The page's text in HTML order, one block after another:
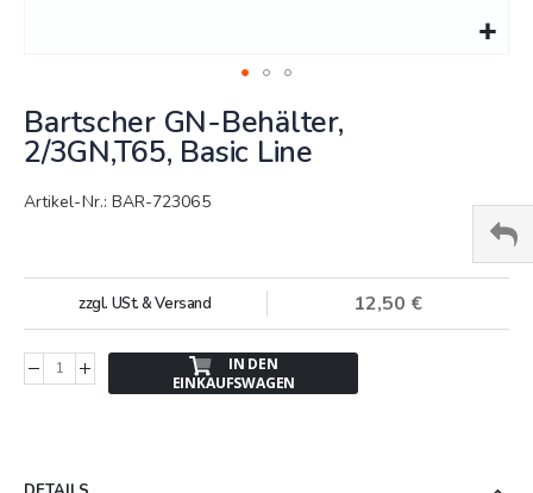
zum
Anfang
der
Bildergalerie
Bartscher GN-Behälter,
2/3GN,T65, Basic Line
Artikel-Nr.: BAR-723065
12,50 €
zzgl. USt. & Versand
IN DEN
EINKAUFSWAGEN